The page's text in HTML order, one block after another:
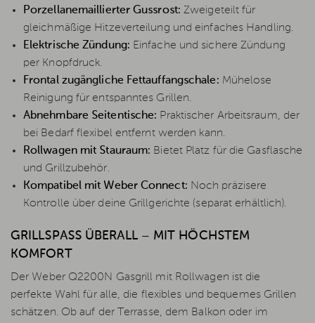
Porzellanemaillierter Gussrost: Zweigeteilt für
gleichmäßige Hitzeverteilung und einfaches Handling.
Elektrische Zündung: Einfache und sichere Zündung
per Knopfdruck.
Frontal zugängliche Fettauffangschale: Mühelose
Reinigung für entspanntes Grillen.
Abnehmbare Seitentische: Praktischer Arbeitsraum, der
bei Bedarf flexibel entfernt werden kann.
Rollwagen mit Stauraum: Bietet Platz für die Gasflasche
und Grillzubehör.
Kompatibel mit Weber Connect: Noch präzisere
Kontrolle über deine Grillgerichte (separat erhältlich).
GRILLSPASS ÜBERALL – MIT HÖCHSTEM K
OMFORT
Der Weber Q2200N Gasgrill mit Rollwagen ist die
perfekte Wahl für alle, die flexibles und bequemes Grillen
schätzen. Ob auf der Terrasse, dem Balkon oder im